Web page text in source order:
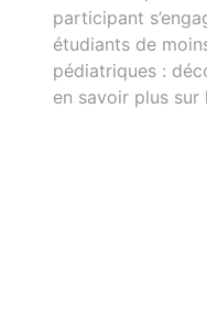
participant
étudiants de
pédiatriques :
en savoir plus sur